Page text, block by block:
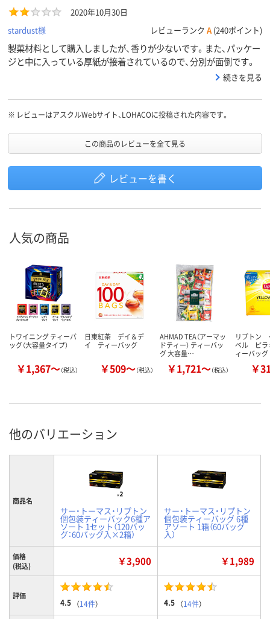
2020年10月30日
stardust様
レビューランク A (240ポイント)
製菓材料として購入しましたが、香りが少ないです。また、パッケー
ジと中に入っている厚紙が接着されているので、分別が面倒です。
続きを見る
※ レビューはアスクルWebサイト、LOHACOに投稿された内容です。
この商品のレビューを全て見る
レビューを書く
人気の商品
トワイニング ティーバ
ッグ（大容量タイプ）
￥1,367～（税込）
日東紅茶 デイ＆デ
イ ティーバッグ
￥509～（税込）
AHMAD TEA（アーマッ
ドティー） ティーバッ
グ 大容量…
￥1,721～（税込）
リプトン
ベル ピラ
ィーバッグ
￥
他のバリエーション
商品名
サー・トーマス・リプトン
個包装ティーバック6種ア
ソート 1セット（120バッ
グ：60バッグ入×2箱）
サー・トーマス・リプトン
個包装ティーバッグ 6種
アソート 1箱（60バッグ
入）
価格
(税込)
￥3,900 ￥1,989
評価
4.5 （14件） 4.5 （14件）